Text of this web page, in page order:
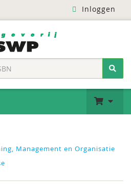
Inloggen
Management en Organisatie